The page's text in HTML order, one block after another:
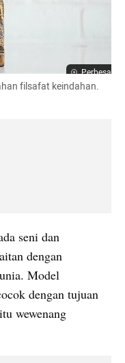
Perbesar
filsafat keindahan.
seni dan
dengan
Model
dengan tujuan
wewenang